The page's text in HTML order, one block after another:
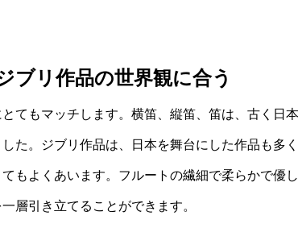
ブリ作品の世界観に合う
てもマッチします。横笛、縦笛、笛は、古く日本
た。ジブリ作品は、日本を舞台にした作品も多く
もよくあいます。フルートの繊細で柔らかで優し
層引き立てることができます。